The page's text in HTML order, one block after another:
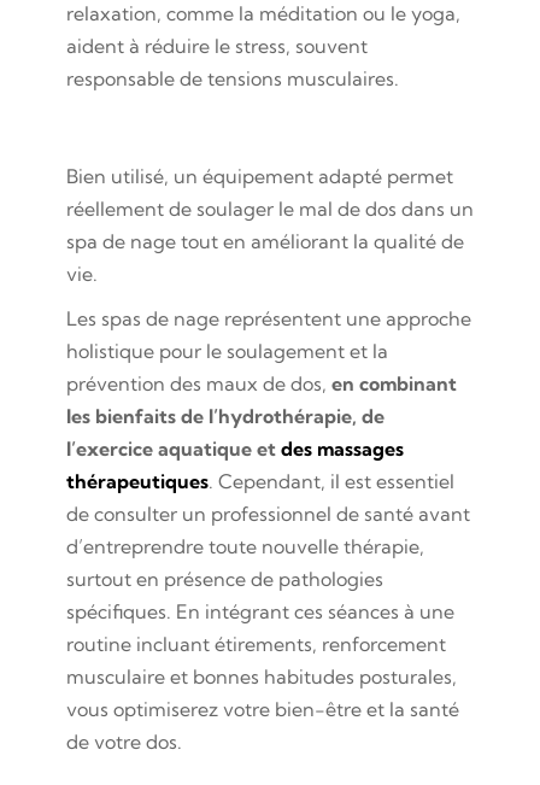
relaxation, comme la méditation ou le yoga,
aident à réduire le stress, souvent
responsable de tensions musculaires.
Bien utilisé, un équipement adapté permet
réellement de soulager le mal de dos dans un
spa de nage tout en améliorant la qualité de
vie.
Les spas de nage représentent une approche
holistique pour le soulagement et la
prévention des maux de dos, en combinant
les bienfaits de l’hydrothérapie, de
l’exercice aquatique et des massages
thérapeutiques. Cependant, il est essentiel
de consulter un professionnel de santé avant
d’entreprendre toute nouvelle thérapie,
surtout en présence de pathologies
spécifiques. En intégrant ces séances à une
routine incluant étirements, renforcement
musculaire et bonnes habitudes posturales,
vous optimiserez votre bien-être et la santé
de votre dos.